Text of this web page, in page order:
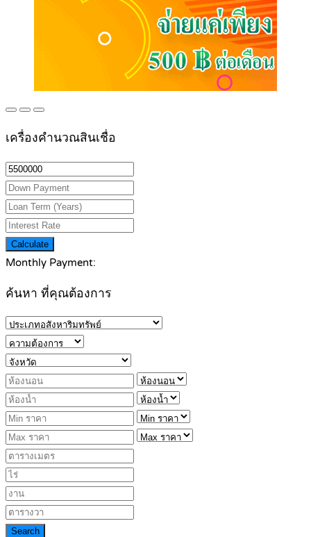
เครื่องคำนวณสินเชื่อ
Calculate
Monthly Payment:
ค้นหา ที่คุณต้องการ
Search